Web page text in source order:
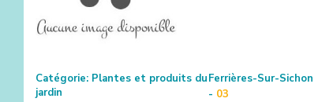
Catégorie: Plantes et produits du
jardin
Ferrières-Sur-Sichon
- 03